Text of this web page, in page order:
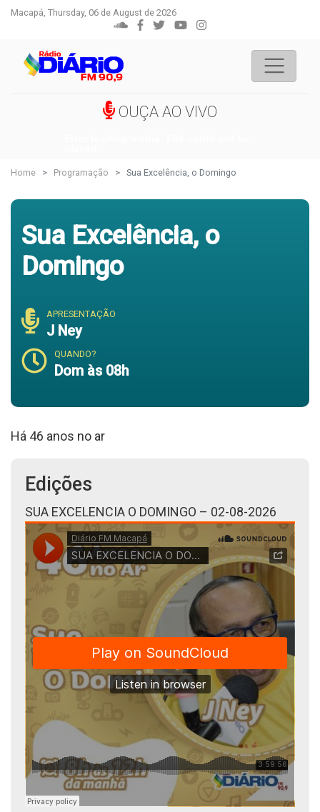
Macapá, Thursday, 06 de August de 2026
OUÇA AO VIVO
Home Programação Sua Excelência, o Domingo
Sua Excelência, o
Domingo
APRESENTAÇÃO
J Ney
QUANDO?
Dom às 08h
Há 46 anos no ar
Edições
SUA EXCELENCIA O DOMINGO – 02-08-2026